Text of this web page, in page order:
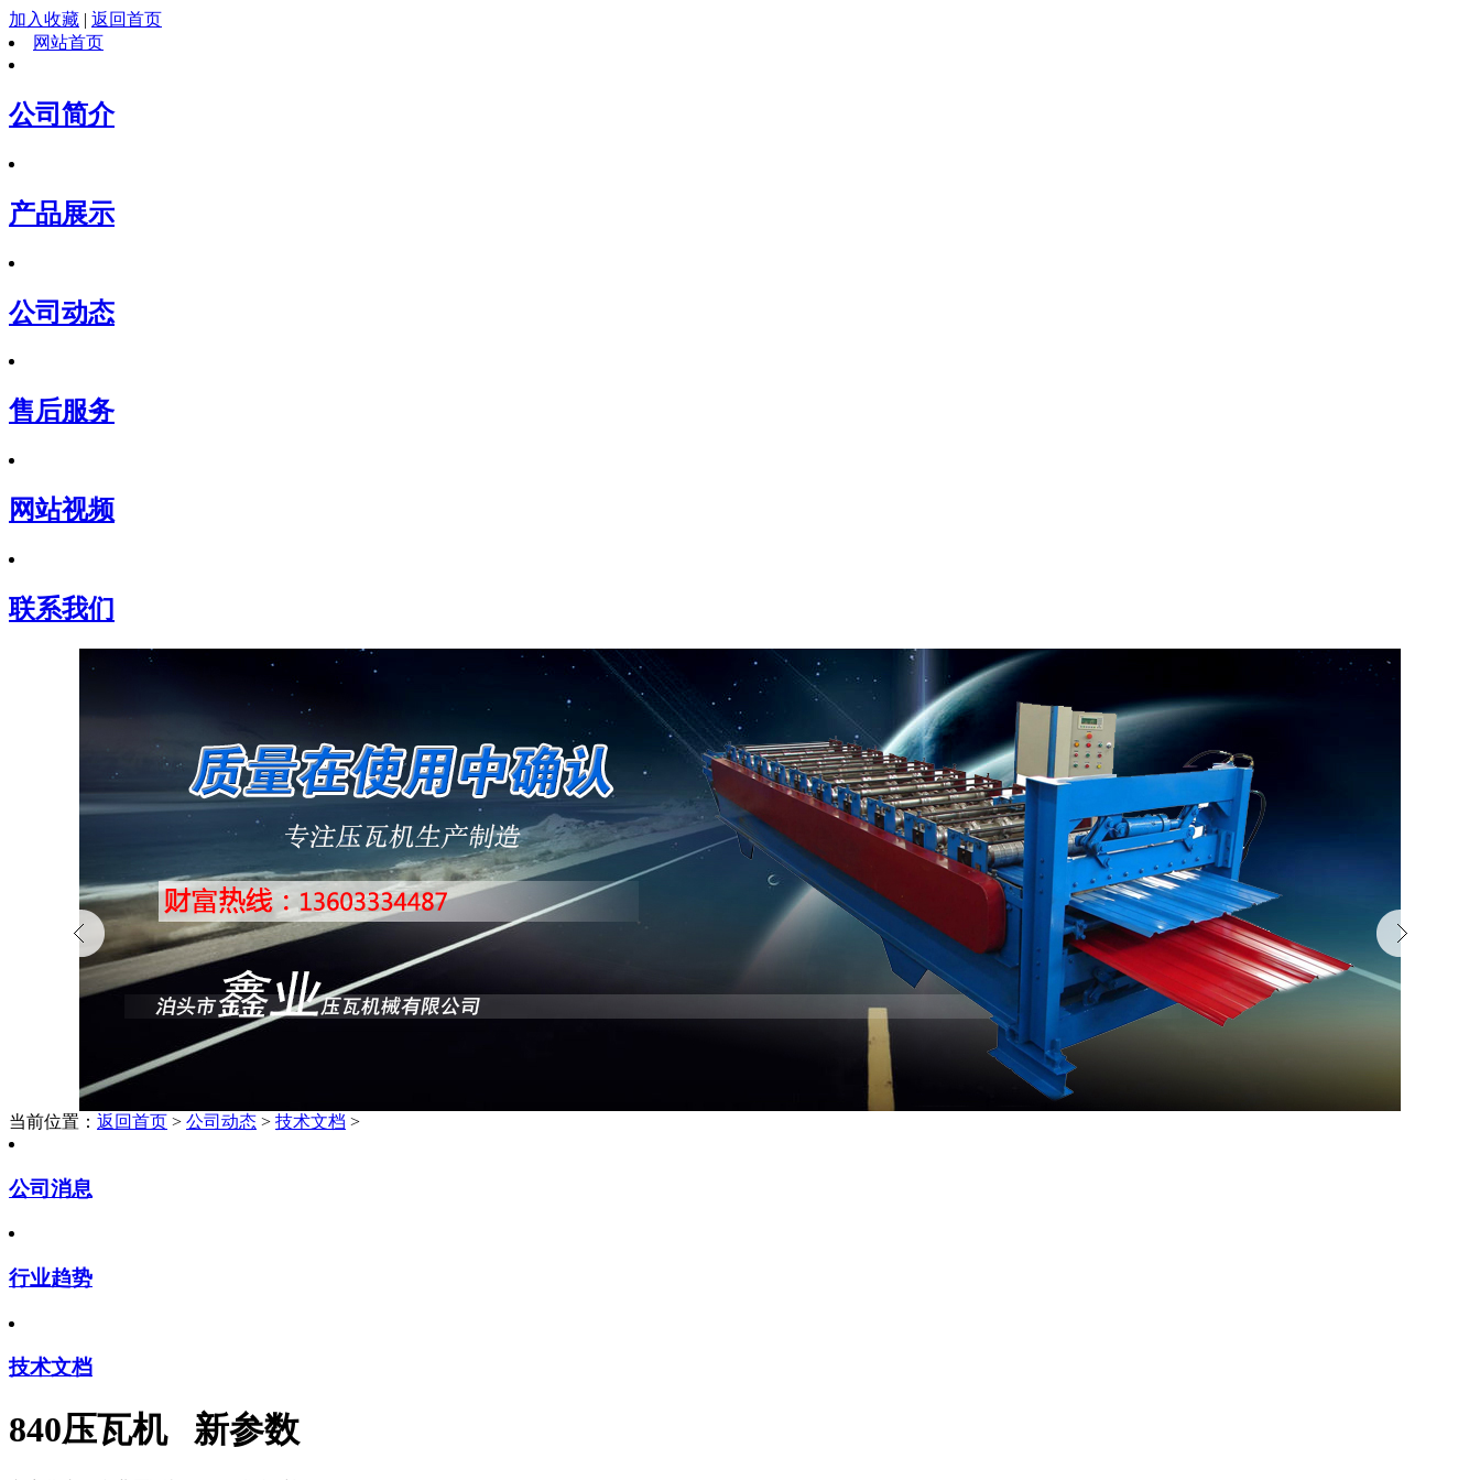
加入收藏 | 返回首页
网站首页
公司简介
产品展示
公司动态
售后服务
网站视频
联系我们
当前位置： 返回首页 > 公司动态 > 技术文档 >
公司消息
行业趋势
技术文档
840压瓦机 新参数